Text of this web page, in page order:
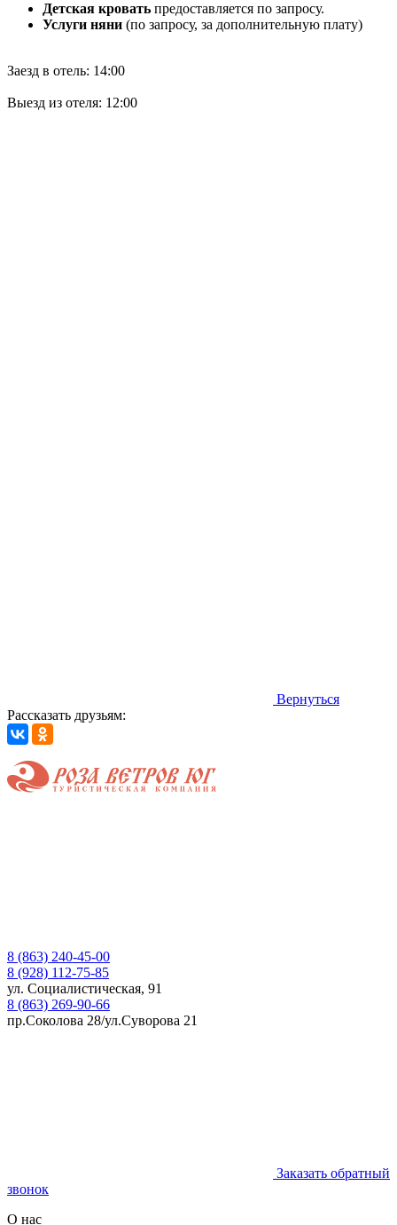
Детская кровать предоставляется по запросу.
Услуги няни (по запросу, за дополнительную плату)
Заезд в отель: 14:00
Выезд из отеля: 12:00
Вернуться
Рассказать друзьям:
8 (863) 240-45-00
8 (928) 112-75-85
ул. Социалистическая, 91
8 (863) 269-90-66
пр.Соколова 28/ул.Суворова 21
Заказать обратный
звонок
О нас